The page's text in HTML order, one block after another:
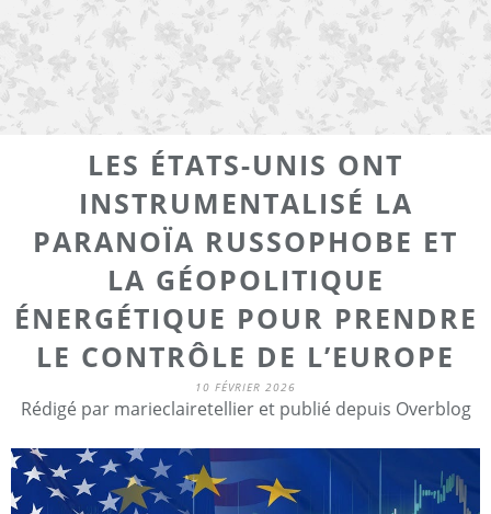
LES ÉTATS-UNIS ONT
INSTRUMENTALISÉ LA
PARANOÏA RUSSOPHOBE ET
LA GÉOPOLITIQUE
ÉNERGÉTIQUE POUR PRENDRE
LE CONTRÔLE DE L’EUROPE
10 FÉVRIER 2026
Rédigé par marieclairetellier et publié depuis Overblog